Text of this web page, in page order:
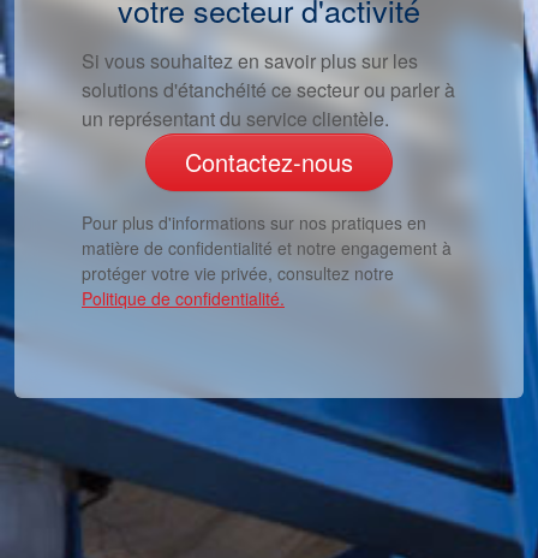
votre secteur d'activité
Si vous souhaitez en savoir plus sur les
solutions d'étanchéité ce secteur ou parler à
un représentant du service clientèle.
Contactez-nous
Pour plus d'informations sur nos pratiques en
matière de confidentialité et notre engagement à
protéger votre vie privée, consultez notre
Politique de confidentialité.